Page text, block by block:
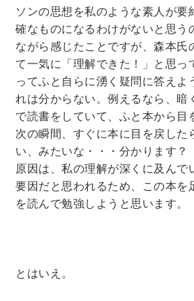
ソンの思想を私のような素人が要
確なものになるわけがないと思う
ながら感じたことですが、森本氏
て一気に「理解できた！」と思っ
ってふと自らに湧く疑問に答えよ
れは分からない。例えるなら、暗
で読書をしていて、ふと本から目
次の瞬間、すぐに本に目を戻した
い、みたいな・・・分かります
原因は、私の理解が深くに及んで
要因だと思われるため、この本を
を読んで勉強しようと思います。
とはいえ。